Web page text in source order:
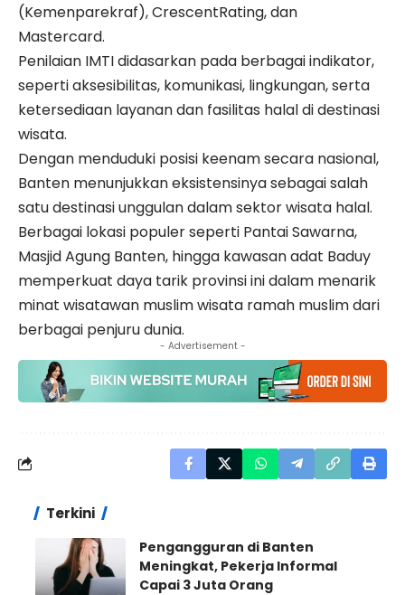
(Kemenparekraf), CrescentRating, dan
Mastercard.
Penilaian IMTI didasarkan pada berbagai indikator,
seperti aksesibilitas, komunikasi, lingkungan, serta
ketersediaan layanan dan fasilitas halal di destinasi
wisata.
Dengan menduduki posisi keenam secara nasional,
Banten menunjukkan eksistensinya sebagai salah
satu destinasi unggulan dalam sektor wisata halal.
Berbagai lokasi populer seperti Pantai Sawarna,
Masjid Agung Banten, hingga kawasan adat Baduy
memperkuat daya tarik provinsi ini dalam menarik
minat wisatawan muslim wisata ramah muslim dari
berbagai penjuru dunia.
- Advertisement -
Terkini
Pengangguran di Banten
Meningkat, Pekerja Informal
Capai 3 Juta Orang